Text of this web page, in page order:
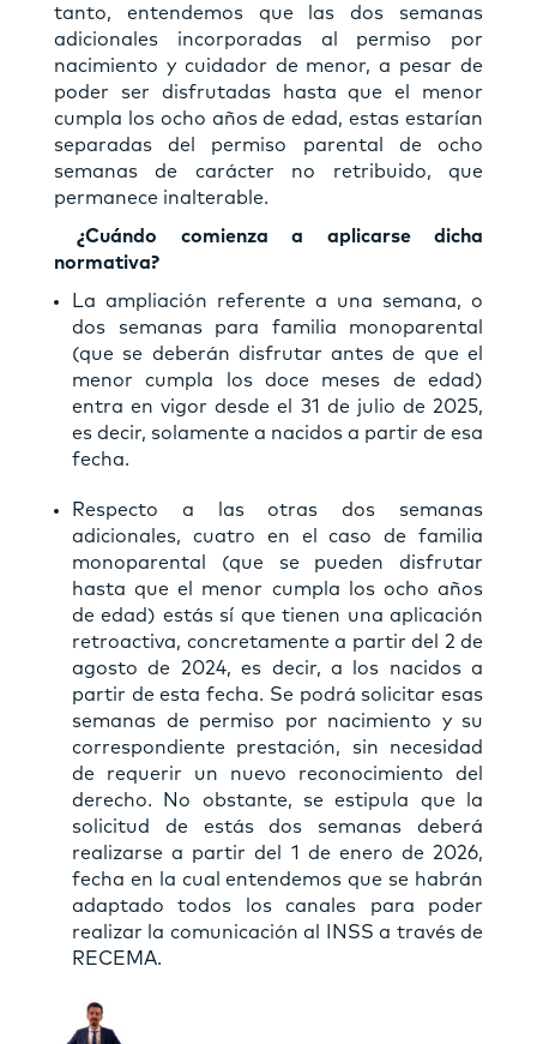
tanto, entendemos que las dos semanas
adicionales incorporadas al permiso por
nacimiento y cuidador de menor, a pesar de
poder ser disfrutadas hasta que el menor
cumpla los ocho años de edad, estas estarían
separadas del permiso parental de ocho
semanas de carácter no retribuido, que
permanece inalterable.
¿Cuándo comienza a aplicarse dicha
normativa?
La ampliación referente a una semana, o
dos semanas para familia monoparental
(que se deberán disfrutar antes de que el
menor cumpla los doce meses de edad)
entra en vigor desde el 31 de julio de 2025,
es decir, solamente a nacidos a partir de esa
fecha.
Respecto a las otras dos semanas
adicionales, cuatro en el caso de familia
monoparental (que se pueden disfrutar
hasta que el menor cumpla los ocho años
de edad) estás sí que tienen una aplicación
retroactiva, concretamente a partir del 2 de
agosto de 2024, es decir, a los nacidos a
partir de esta fecha. Se podrá solicitar esas
semanas de permiso por nacimiento y su
correspondiente prestación, sin necesidad
de requerir un nuevo reconocimiento del
derecho. No obstante, se estipula que la
solicitud de estás dos semanas deberá
realizarse a partir del 1 de enero de 2026,
fecha en la cual entendemos que se habrán
adaptado todos los canales para poder
realizar la comunicación al INSS a través de
RECEMA.